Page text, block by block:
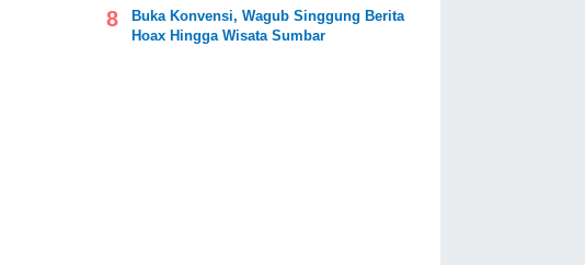
Buka Konvensi, Wagub Singgung Berita
Hoax Hingga Wisata Sumbar